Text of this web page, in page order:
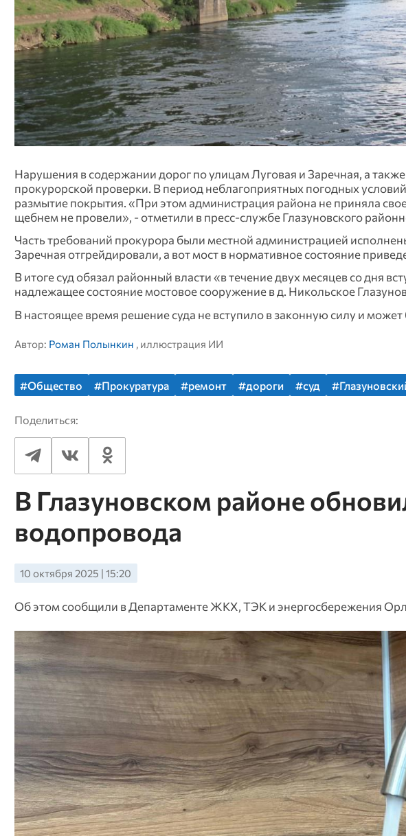
Нарушения в содержании дорог по улицам Луговая и Заречная, а
прокурорской проверки. В период неблагоприятных погодных
размытие покрытия. «При этом администрация района не приняла
щебнем не провели», - отметили в пресс-службе Глазуновского
Часть требований прокурора были местной администрацией
Заречная отгрейдировали, а вот мост в нормативное состояние
В итоге суд обязал районный власти «в течение двух месяцев со дня
надлежащее состояние мостовое сооружение в д. Никольское
В настоящее время решение суда не вступило в законную силу и
Автор: Роман Полынкин , иллюстрация ИИ
#Общество #Прокуратура #ремонт #дороги #суд
Поделиться:
В Глазуновском районе
водопровода
10 октября 2025 | 15:20
Об этом сообщили в Департаменте ЖКХ, ТЭК и энергосбережения